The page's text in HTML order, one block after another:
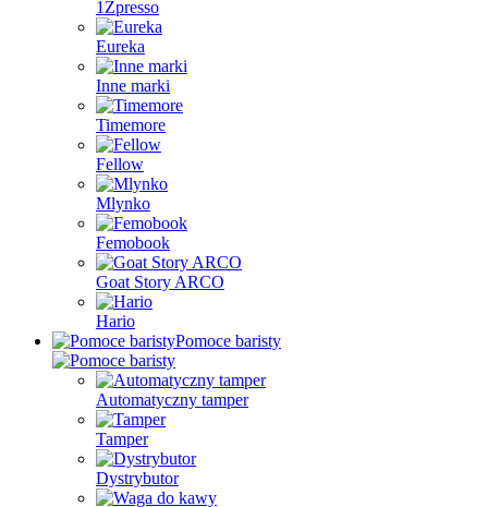
1Zpresso
Eureka
Inne marki
Timemore
Fellow
Mlynko
Femobook
Goat Story ARCO
Hario
Pomoce baristy
Automatyczny tamper
Tamper
Dystrybutor